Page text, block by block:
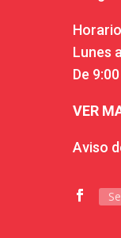
Lunes
De
VER
Aviso